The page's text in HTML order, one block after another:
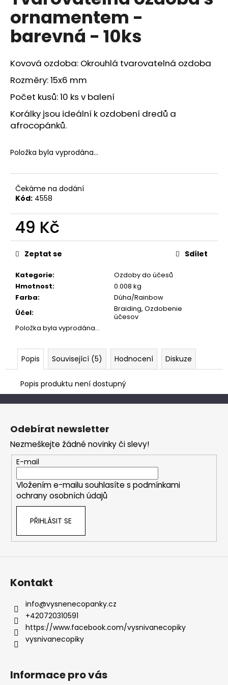
z
5
hvězdiček.
ornamentem -
barevná - 10ks
Kovová ozdoba: Okrouhlá tvarovatelná ozdoba
Rozměry: 15x6 mm
Počet kusů: 10 ks v balení
Korálky jsou ideální k ozdobení dredů a
afrocopánků.
Položka byla vyprodána…
Čekáme na dodání
Kód: 4558
49 Kč
Měrná
cena:
Kategorie:
Ozdoby do účesů
Hmotnost:
0.008 kg
Farba:
Dúha/Rainbow
Účel:
Braiding, Ozdobenie
účesov
Položka byla vyprodána…
Zeptat se Sdílet
Popis Související (5) Hodnocení Diskuze
Popis produktu není dostupný
a
j
í
?
HLEDAT
o
p
o
u
č
u
m
e
Z
Odebírat newsletter
Nezmeškejte žádné novinky či slevy!
E-mail
Vložením e-mailu souhlasíte s podmínkami
ochrany osobních údajů
PŘIHLÁSIT SE
Kontakt
info@vysnenecopanky.cz
+420720310591
https://www.facebook.com/vysnivanecopiky
vysnivanecopiky
Informace pro vás